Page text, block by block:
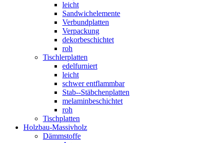
leicht
Sandwichelemente
Verbundplatten
Verpackung
dekorbeschichtet
roh
Tischlerplatten
edelfurniert
leicht
schwer entflammbar
Stab--Stäbchenplatten
melaminbeschichtet
roh
Tischplatten
Holzbau-Massivholz
Dämmstoffe